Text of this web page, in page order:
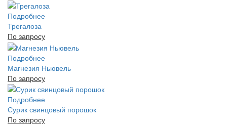
Подробнее
Трегалоза
По запросу
Подробнее
Магнезия Ньювель
По запросу
Подробнее
Сурик свинцовый порошок
По запросу